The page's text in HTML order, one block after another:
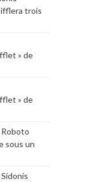
trois
» de
» de
sous un